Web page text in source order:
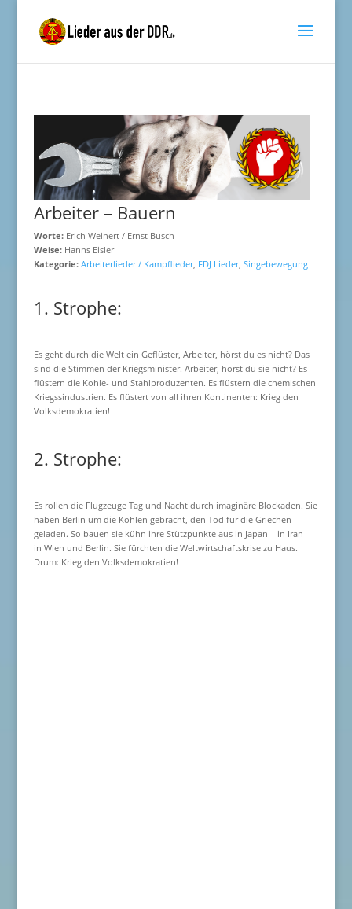
Arbeiter – Bauern
Worte:Erich Weinert / Ernst Busch
Weise:Hanns Eisler
Kategorie: Arbeiterlieder / Kampflieder, FDJ Lieder, Singebewegung
1. Strophe:
Es geht durch die Welt ein Geflüster, Arbeiter, hörst du es nicht? Das
sind die Stimmen der Kriegsminister. Arbeiter, hörst du sie nicht? Es
flüstern die Kohle- und Stahlproduzenten. Es flüstern die chemischen
Kriegssindustrien. Es flüstert von all ihren Kontinenten: Krieg den
Volksdemokratien!
2. Strophe:
Es rollen die Flugzeuge Tag und Nacht durch imaginäre Blockaden. Sie
haben Berlin um die Kohlen gebracht, den Tod für die Griechen
geladen. So bauen sie kühn ihre Stützpunkte aus in Japan – in Iran –
in Wien und Berlin. Sie fürchten die Weltwirtschaftskrise zu Haus.
Drum: Krieg den Volksdemokratien!